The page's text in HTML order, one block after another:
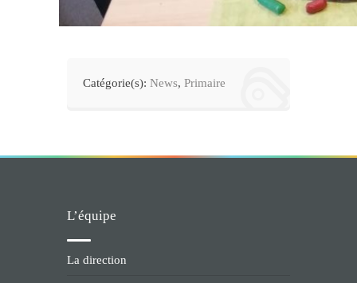
Catégorie(s): News, Primaire
L’équipe
La direction